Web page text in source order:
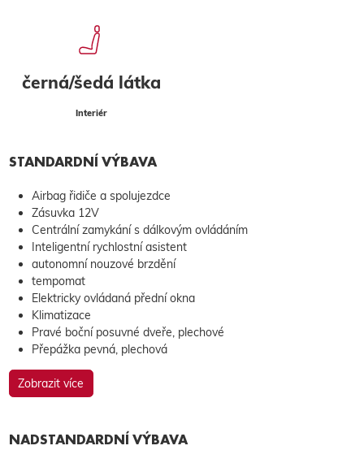
černá/šedá látka
Interiér
STANDARDNÍ VÝBAVA
Airbag řidiče a spolujezdce
Zásuvka 12V
Centrální zamykání s dálkovým ovládáním
Inteligentní rychlostní asistent
autonomní nouzové brzdění
tempomat
Elektricky ovládaná přední okna
Klimatizace
Pravé boční posuvné dveře, plechové
Přepážka pevná, plechová
Zobrazit více
NADSTANDARDNÍ VÝBAVA